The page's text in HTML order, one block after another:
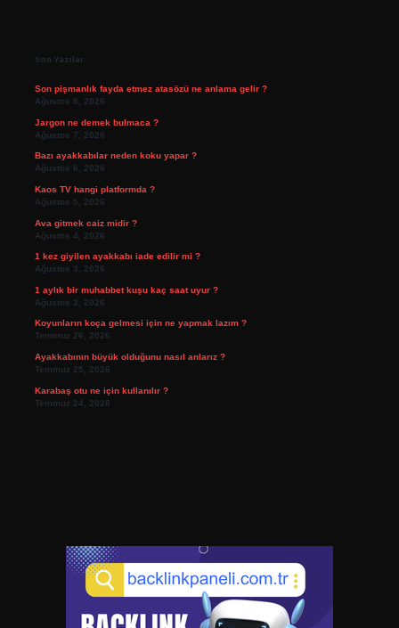
Son Yazılar
Son pişmanlık fayda etmez atasözü ne anlama gelir ?
Ağustos 8, 2026
Jargon ne demek bulmaca ?
Ağustos 7, 2026
Bazı ayakkabılar neden koku yapar ?
Ağustos 6, 2026
Kaos TV hangi platformda ?
Ağustos 5, 2026
Ava gitmek caiz midir ?
Ağustos 4, 2026
1 kez giyilen ayakkabı iade edilir mi ?
Ağustos 3, 2026
1 aylık bir muhabbet kuşu kaç saat uyur ?
Ağustos 3, 2026
Koyunların koça gelmesi için ne yapmak lazım ?
Temmuz 26, 2026
Ayakkabının büyük olduğunu nasıl anlarız ?
Temmuz 25, 2026
Karabaş otu ne için kullanılır ?
Temmuz 24, 2026